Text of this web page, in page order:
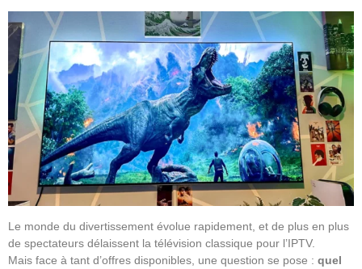
Le monde du divertissement évolue rapidement, et de plus en plus
de spectateurs délaissent la télévision classique pour l’IPTV.
Mais face à tant d’offres disponibles, une question se pose : quel